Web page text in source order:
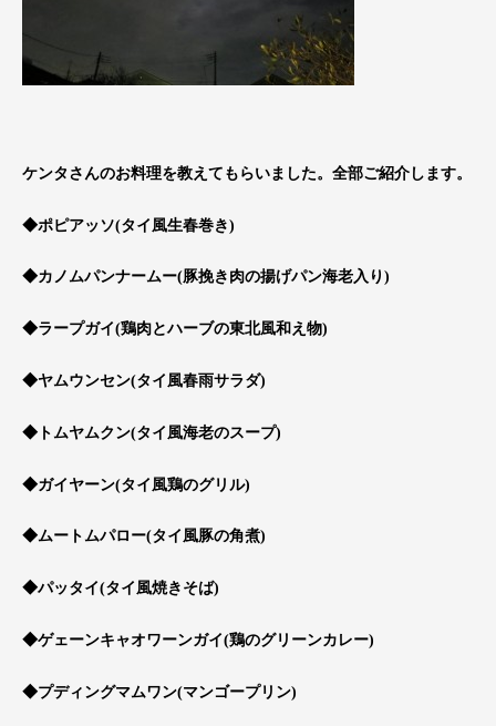
ケンタさんのお料理を教えてもらいました。全部ご紹介します。
◆ポピアッソ(タイ風生春巻き)
◆カノムパンナームー(豚挽き肉の揚げパン海老入り)
◆ラープガイ(鶏肉とハーブの東北風和え物)
◆ヤムウンセン(タイ風春雨サラダ)
◆トムヤムクン(タイ風海老のスープ)
◆ガイヤーン(タイ風鶏のグリル)
◆ムートムパロー(タイ風豚の角煮)
◆パッタイ(タイ風焼きそば)
◆ゲェーンキャオワーンガイ(鶏のグリーンカレー)
◆プディングマムワン(マンゴープリン)